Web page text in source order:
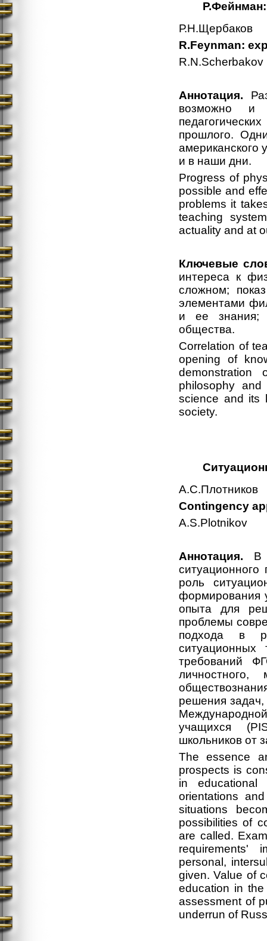
Р.Н.Щербаков
R.Feynman:
R.N.Scherbakov
Аннотация.
возможно и
прошлого.
американского
и в наши дни.
Progress of
possible and
problems it
teaching
actuality and at
Ключевые
интереса к
сложном;
элементами
и ее знания;
общества.
Correlation of
opening of
demonstration
philosophy
science and its
society.
А.С.Плотников
Contingency
A.S.Plotnikov
Аннотация. В
ситуационного
роль
формирования
опыта для
проблемы
подхода в
ситуационных
требований
решения
учащихся
школьников от
The essence
prospects is
in
orientations
situations
possibilities of
are called.
requirements'
personal,
given. Value of
education in
assessment of
underrun of